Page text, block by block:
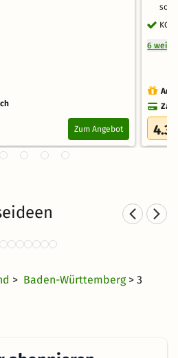
Zum Angebot
6
4.3
in
> Baden-Württemberg > 3